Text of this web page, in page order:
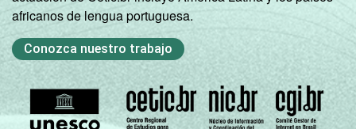
De 151 a 300
matrículas
De 301 a 500
matrículas
61
africanos de lengua portuguesa.
Conozca nuestro trabajo